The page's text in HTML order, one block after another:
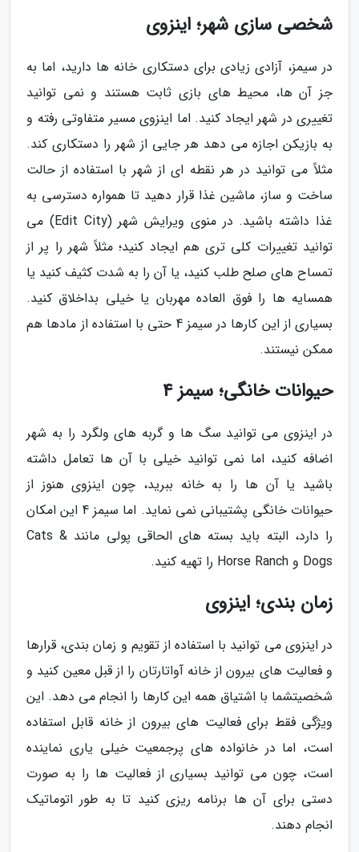
شخصی سازی شهر؛ اینزوی
در سیمز، آزادی زیادی برای دستکاری خانه ها دارید، اما به
جز آن ها، محیط های بازی ثابت هستند و نمی توانید
تغییری در شهر ایجاد کنید. اما اینزوی مسیر متفاوتی رفته و
به بازیکن اجازه می دهد هر جایی از شهر را دستکاری کند.
مثلاً می توانید در هر نقطه ای از شهر با استفاده از حالت
ساخت و ساز، ماشین غذا قرار دهید تا همواره دسترسی به
غذا داشته باشید. در منوی ویرایش شهر (Edit City) می
توانید تغییرات کلی تری هم ایجاد کنید؛ مثلاً شهر را پر از
تمساح های صلح طلب کنید، یا آن را به شدت کثیف کنید یا
همسایه ها را فوق العاده مهربان یا خیلی بداخلاق کنید.
بسیاری از این کارها در سیمز 4 حتی با استفاده از مادها هم
ممکن نیستند.
حیوانات خانگی؛ سیمز 4
در اینزوی می توانید سگ ها و گربه های ولگرد را به شهر
اضافه کنید، اما نمی توانید خیلی با آن ها تعامل داشته
باشید یا آن ها را به خانه ببرید، چون اینزوی هنوز از
حیوانات خانگی پشتیبانی نمی نماید. اما سیمز 4 این امکان
را دارد، البته باید بسته های الحاقی پولی مانند Cats &
Dogs و Horse Ranch را تهیه کنید.
زمان بندی؛ اینزوی
در اینزوی می توانید با استفاده از تقویم و زمان بندی، قرارها
و فعالیت های بیرون از خانه آواتارتان را از قبل معین کنید و
شخصیتشما با اشتیاق همه این کارها را انجام می دهد. این
ویژگی فقط برای فعالیت های بیرون از خانه قابل استفاده
است، اما در خانواده های پرجمعیت خیلی یاری نماینده
است، چون می توانید بسیاری از فعالیت ها را به صورت
دستی برای آن ها برنامه ریزی کنید تا به طور اتوماتیک
انجام دهند.